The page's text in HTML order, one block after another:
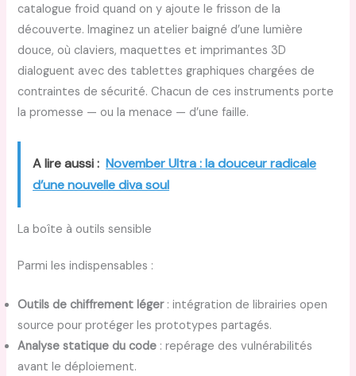
catalogue froid quand on y ajoute le frisson de la
découverte. Imaginez un atelier baigné d’une lumière
douce, où claviers, maquettes et imprimantes 3D
dialoguent avec des tablettes graphiques chargées de
contraintes de sécurité. Chacun de ces instruments porte
la promesse — ou la menace — d’une faille.
A lire aussi : November Ultra : la douceur radicale
d’une nouvelle diva soul
La boîte à outils sensible
Parmi les indispensables :
Outils de chiffrement léger: intégration de librairies open
source pour protéger les prototypes partagés.
Analyse statique du code : repérage des vulnérabilités
avant le déploiement.